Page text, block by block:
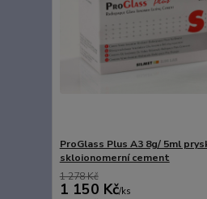
ProGlass Plus A3 8g/ 5ml
skloionomerní cement
1 278 Kč
1 150 Kč/ks